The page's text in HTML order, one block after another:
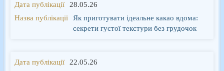
28.05.26
Як приготувати ідеальне какао вдома:
секрети густої текстури без грудочок
22.05.26